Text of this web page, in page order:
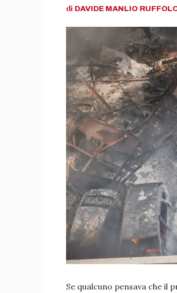
di DAVIDE MANLIO
Se qualcuno pensava che il